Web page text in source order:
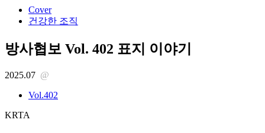
Cover
건강한 조직
방사협보 Vol. 402 표지 이야기
2025.07 @
Vol.402
KRTA